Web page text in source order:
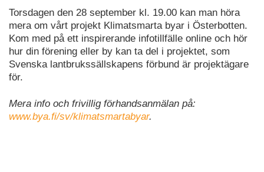
Torsdagen den 28 september kl. 19.00 kan man höra
mera om vårt projekt Klimatsmarta byar i Österbotten.
Kom med på ett inspirerande infotillfälle online och hör
hur din förening eller by kan ta del i projektet, som
Svenska lantbrukssällskapens förbund är projektägare
för.
Mera info och frivillig förhandsanmälan på:
www.bya.fi/sv/klimatsmartabyar.